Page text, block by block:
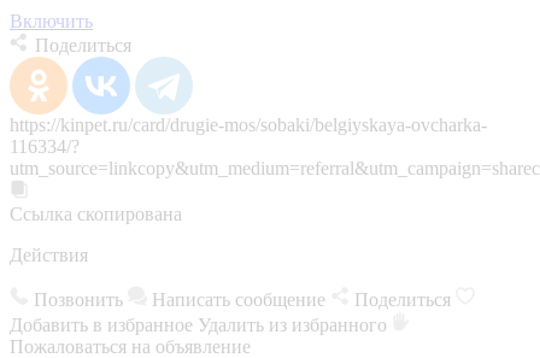
Включить
Поделиться
https://kinpet.ru/card/drugie-mos/sobaki/belgiyskaya-ovcharka-
116334/?
Ссылка скопирована
Действия
Позвонить Написать сообщение
Поделиться
Добавить в избранное Удалить из избранного
Пожаловаться на объявление